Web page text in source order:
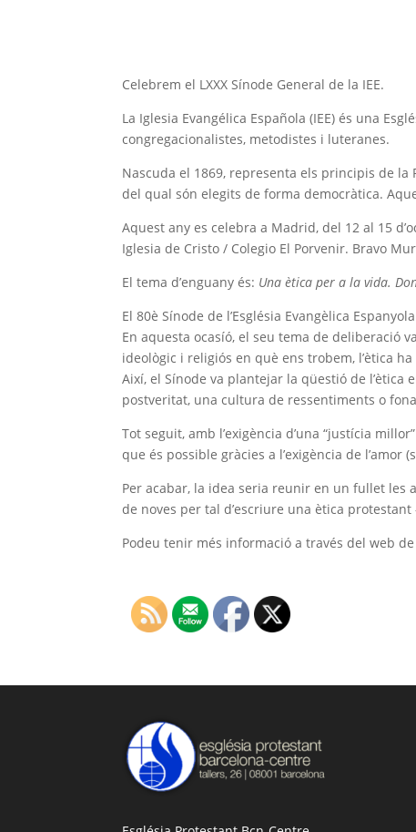
Celebrem el LXXX Sínode General de la IEE.
La Iglesia Evangélica Española (IEE) és una
congregacionalistes, metodistes i luteranes.
Nascuda el 1869, representa els principis de la
del qual són elegits de forma democràtica.
Aquest any es celebra a Madrid, del 12 al 15
Iglesia de Cristo / Colegio El Porvenir. Bravo
El tema d’enguany és: Una ètica per a la vida.
El 80è Sínode de l’Església Evangèlica
En aquesta ocasíó, el seu tema de deliberació
ideològic i religiós en què ens trobem, l’ètica
Així, el Sínode va plantejar la qüestió de l’ètica
postveritat, una cultura de ressentiments o
Tot seguit, amb l’exigència d’una “justícia
que és possible gràcies a l’exigència de
Per acabar, la idea seria reunir en un fullet les
de noves per tal d’escriure una ètica
Podeu tenir més informació a través del web